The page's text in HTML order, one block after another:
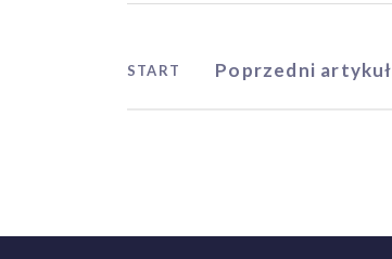
START Poprzedni artykuł